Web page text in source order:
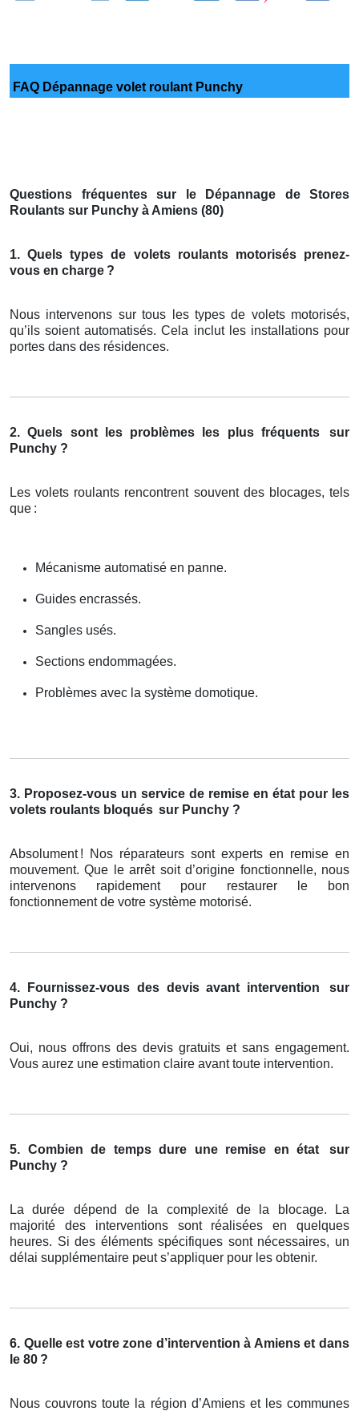
FAQ Dépannage volet roulant Punchy
Questions fréquentes sur le Dépannage de Stores
Roulants sur Punchy à Amiens (80)
1. Quels types de volets roulants motorisés prenez-
vous en charge ?
Nous intervenons sur tous les types de volets motorisés,
qu’ils soient automatisés. Cela inclut les installations pour
portes dans des résidences.
2. Quels sont les problèmes les plus fréquents
sur
Punchy ?
Les volets roulants rencontrent souvent des blocages, tels
que :
Mécanisme automatisé en panne.
Guides encrassés.
Sangles usés.
Sections endommagées.
Problèmes avec la système domotique.
3. Proposez-vous un service de remise en état pour les
volets roulants bloqués sur Punchy ?
Absolument ! Nos réparateurs sont experts en remise en
mouvement. Que le arrêt soit d’origine fonctionnelle, nous
intervenons rapidement pour restaurer le bon
fonctionnement de votre système motorisé.
4. Fournissez-vous des devis avant intervention
sur
Punchy ?
Oui, nous offrons des devis gratuits et sans engagement.
Vous aurez une estimation claire avant toute intervention.
5. Combien de temps dure une remise en état
sur
Punchy ?
La durée dépend de la complexité de la blocage. La
majorité des interventions sont réalisées en quelques
heures. Si des éléments spécifiques sont nécessaires, un
délai supplémentaire peut s’appliquer pour les obtenir.
6. Quelle est votre zone d’intervention à Amiens et dans
le 80 ?
Nous couvrons toute la région d’Amiens et les communes